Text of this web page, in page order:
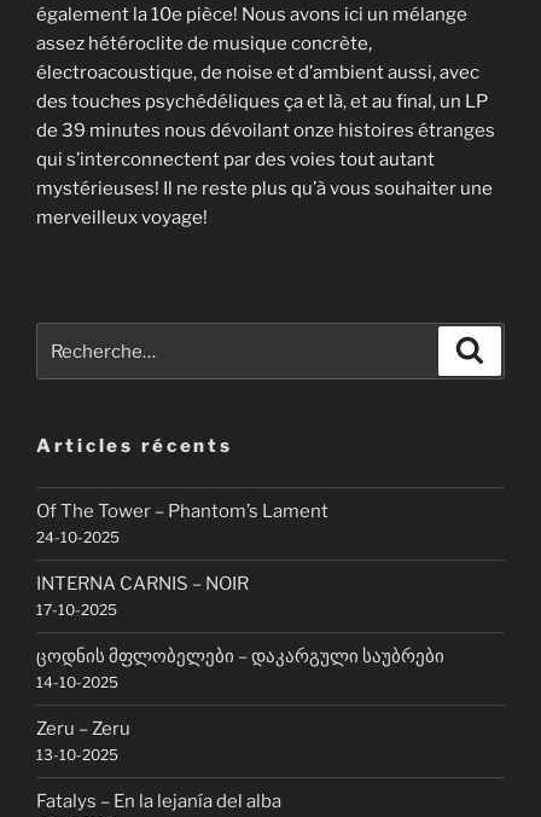
également la 10e pièce! Nous avons ici un mélange
assez hétéroclite de musique concrète,
électroacoustique, de noise et d’ambient aussi, avec
des touches psychédéliques ça et là, et au final, un LP
de 39 minutes nous dévoilant onze histoires étranges
qui s’interconnectent par des voies tout autant
mystérieuses! Il ne reste plus qu’à vous souhaiter une
merveilleux voyage!
pour
Articles récents
Of The Tower – Phantom’s Lament
24-10-2025
INTERNA CARNIS – NOIR
17-10-2025
ცოდნის მფლობელები – დაკარგული საუბრები
14-10-2025
Zeru – Zeru
13-10-2025
Fatalys – En la lejanía del alba